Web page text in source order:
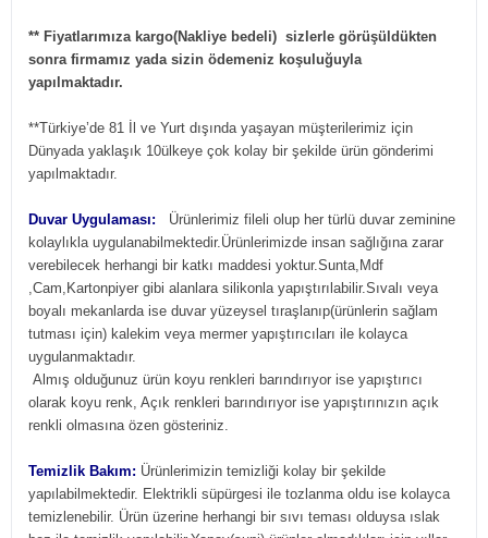
** Fiyatlarımıza kargo(Nakliye bedeli) sizlerle görüşüldükten
sonra firmamız yada sizin ödemeniz koşuluğuyla
yapılmaktadır.
**Türkiye’de 81 İl ve Yurt dışında yaşayan müşterilerimiz için
Dünyada yaklaşık 10ülkeye çok kolay bir şekilde ürün gönderimi
yapılmaktadır.
Duvar Uygulaması:
Ürünlerimiz fileli olup her türlü duvar zeminine
kolaylıkla uygulanabilmektedir.Ürünlerimizde insan sağlığına zarar
verebilecek herhangi bir katkı maddesi yoktur.Sunta,Mdf
,Cam,Kartonpiyer gibi alanlara silikonla yapıştırılabilir.Sıvalı veya
boyalı mekanlarda ise duvar yüzeysel tıraşlanıp(ürünlerin sağlam
tutması için) kalekim veya mermer yapıştırıcıları ile kolayca
uygulanmaktadır.
Almış olduğunuz ürün koyu renkleri barındırıyor ise yapıştırıcı
olarak koyu renk, Açık renkleri barındırıyor ise yapıştırınızın açık
renkli olmasına özen gösteriniz.
Temizlik Bakım: Ürünlerimizin temizliği kolay bir şekilde
yapılabilmektedir. Elektrikli süpürgesi ile tozlanma oldu ise kolayca
temizlenebilir. Ürün üzerine herhangi bir sıvı teması olduysa ıslak